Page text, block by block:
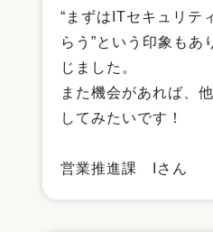
“まずはITセキュリテ
らう”という印象もあ
じました。
また機会があれば、
してみたいです！
営業推進課 Iさん